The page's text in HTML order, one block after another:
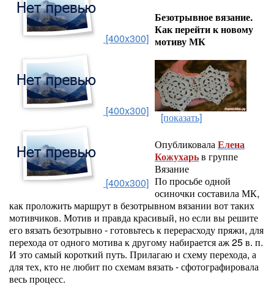
[400x300]
[400x300]
[400x300]
Безотрывное вязание.
Как перейти к новому
мотиву МК
[показать]
ОпубликовалаЕлена
Кожухарьв группе
Вязание
По просьбе одной
осиночки составила МК,
как проложить маршрут в безотрывном вязании вот таких
мотивчиков. Мотив и правда красивый, но если вы решите
его вязать безотрывно - готовьтесь к перерасходу пряжи, для
перехода от одного мотива к другому набирается аж 25 в. п.
И это самый короткий путь. Прилагаю и схему перехода, а
для тех, кто не любит по схемам вязать - сфотографировала
весь процесс.